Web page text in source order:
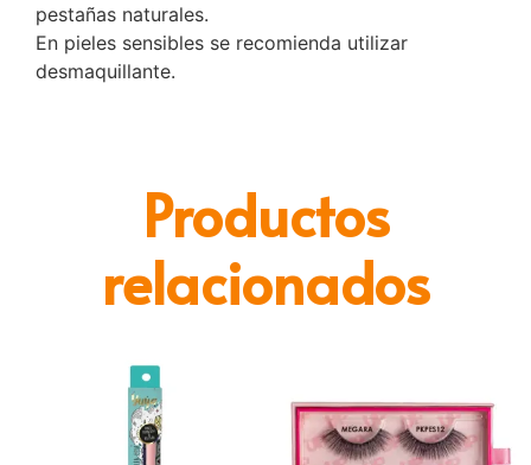
pestañas naturales.
En pieles sensibles se recomienda utilizar
desmaquillante.
Productos
relacionados